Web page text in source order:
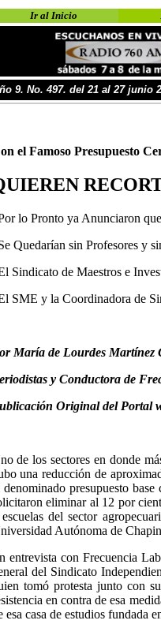
Ir al Inicio
9. No. 497. del 21 al 27 junio
el Famoso Presupuesto
lo Pronto ya Anunciaron
Quedarían sin Profesores y
Sindicato de Maestros e
SME y la Coordinadora de
María de Lourdes Martínez
y Conductora de
Original del Portal
de los sectores en donde
una reducción de
denominado presupuesto
eliminar al 12 por
del sector
Autónoma de
entrevista con Frecuencia
del Sindicato
tomó protesta junto con
en contra de esa
esa casa de estudios fundada